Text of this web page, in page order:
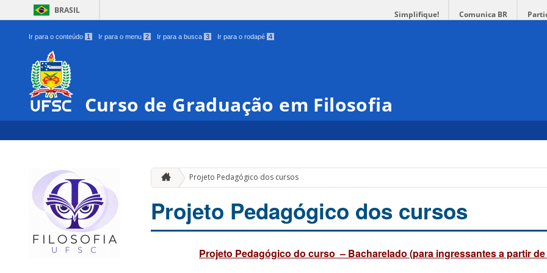
BRASIL Simplifique! Comunica BR
Ir para o conteúdo 1 Ir para o menu 2 Ir para a busca 3 Ir para o rodapé 4
Curso de Graduação em Filosofia
Projeto Pedagógico dos cursos
Projeto Pedagógico dos cursos
Projeto Pedagógico do curso – Bacharelado (para ingressantes a partir de